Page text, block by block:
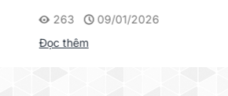
263
09/01/2026
Đọc thêm